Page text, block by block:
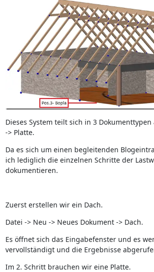
Dieses System teilt sich in 3 Dokumenttypen
-> Platte.
Da es sich um einen begleitenden
ich lediglich die einzelnen Schritte der
dokumentieren.
Zuerst erstellen wir ein Dach.
Datei -> Neu -> Neues Dokument -> Dach.
Es öffnet sich das Eingabefenster und es
vervollständigt und die Ergebnisse
Im 2. Schritt brauchen wir eine Platte.